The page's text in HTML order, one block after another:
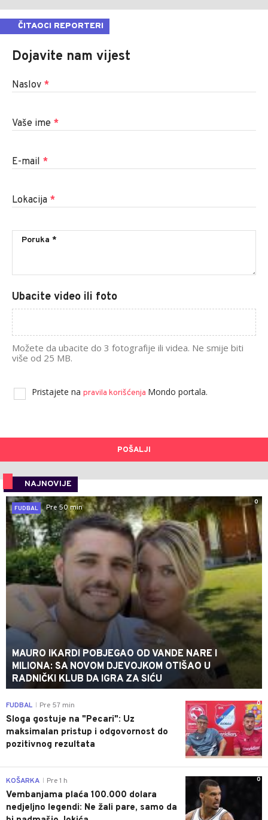
ČITAOCI REPORTERI
Dojavite nam vijest
Naslov *
Vaše ime *
E-mail *
Lokacija *
Ubacite video ili foto
Možete da ubacite do 3 fotografije ili videa. Ne smije biti
više od 25 MB.
Pristajete na pravila korišćenja Mondo portala.
POŠALJI
NAJNOVIJE
0
FUDBAL
Pre 50 min
MAURO IKARDI POBJEGAO OD VANDE NARE I
MILIONA: SA NOVOM DJEVOJKOM OTIŠAO U
RADNIČKI KLUB DA IGRA ZA SIĆU
0
FUDBAL Pre 57 min
Sloga gostuje na "Pecari": Uz
maksimalan pristup i odgovornost do
pozitivnog rezultata
0
KOŠARKA Pre 1 h
Vembanjama plaća 100.000 dolara
nedjeljno legendi: Ne žali pare, samo da